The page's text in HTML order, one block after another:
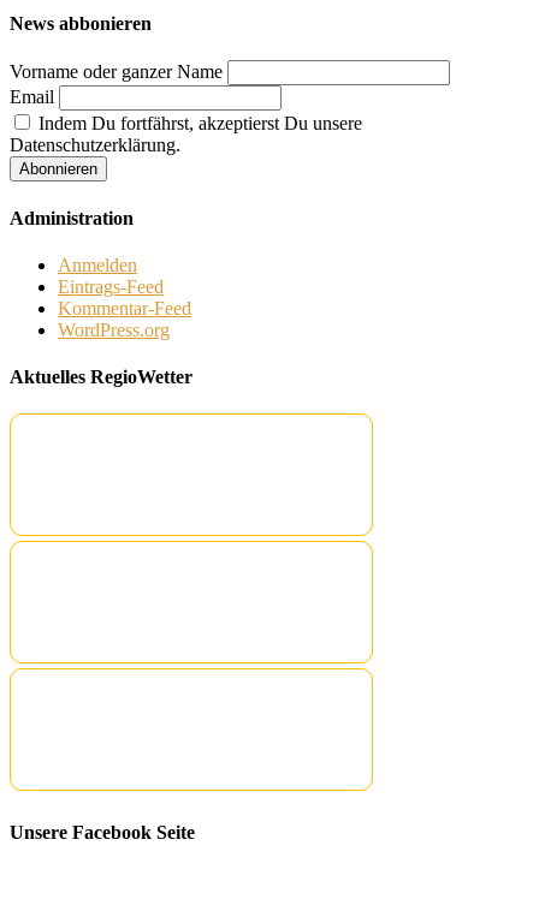
News abbonieren
Vorname oder ganzer Name
Email
Indem Du fortfährst, akzeptierst Du unsere
Datenschutzerklärung.
Administration
Anmelden
Eintrags-Feed
Kommentar-Feed
WordPress.org
Aktuelles RegioWetter
Unsere Facebook Seite